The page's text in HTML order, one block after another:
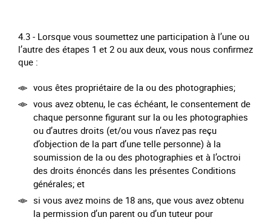
4.3 - Lorsque vous soumettez une participation à l’une ou
l’autre des étapes 1 et 2 ou aux deux, vous nous confirmez
que :
vous êtes propriétaire de la ou des photographies;
vous avez obtenu, le cas échéant, le consentement de
chaque personne figurant sur la ou les photographies
ou d’autres droits (et/ou vous n’avez pas reçu
d’objection de la part d’une telle personne) à la
soumission de la ou des photographies et à l’octroi
des droits énoncés dans les présentes Conditions
générales; et
si vous avez moins de 18 ans, que vous avez obtenu
la permission d’un parent ou d’un tuteur pour